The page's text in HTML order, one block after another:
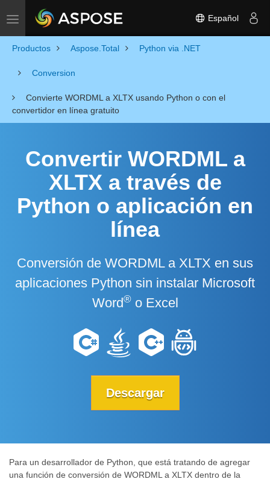
Toggle navigation Español
Productos Aspose.Total Python via .NET
Conversion
Convierte WORDML a XLTX usando Python o con el
convertidor en línea gratuito
Convertir WORDML a
XLTX a través de
Python o aplicación en
línea
Conversión de WORDML a XLTX en sus
aplicaciones Python sin instalar Microsoft
Word®o Excel
Descargar
Para un desarrollador de Python, que está tratando de agregar
una función de conversión de WORDML a XLTX dentro de la